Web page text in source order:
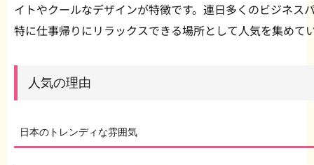
イトやクールなデザインが特徴です。連日多くのビジネス
特に仕事帰りにリラックスできる場所として人気を集めて
人気の理由
日本のトレンディな雰囲気